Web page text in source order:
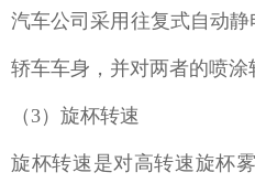
汽车公司采用往复式自动静
轿车车身，并对两者的喷
（3）旋杯转速
旋杯转速是对高转速旋杯